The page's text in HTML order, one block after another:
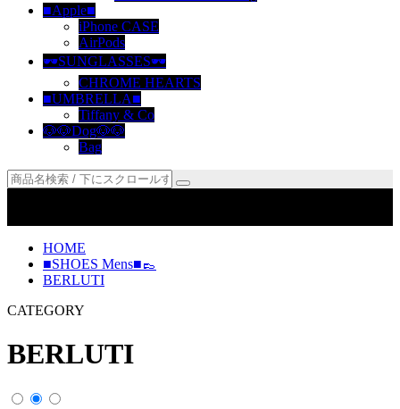
■Apple■
iPhone CASE
AirPods
🕶SUNGLASSES🕶
CHROME HEARTS
■UMBRELLA■
Tiffany & Co
🐶🐶Dog🐶🐶
Bag
HOME
■SHOES Mens■👞
BERLUTI
CATEGORY
BERLUTI